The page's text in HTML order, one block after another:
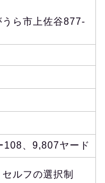
ら市上佐谷877-
108、9,807ヤード
ルフの選択制